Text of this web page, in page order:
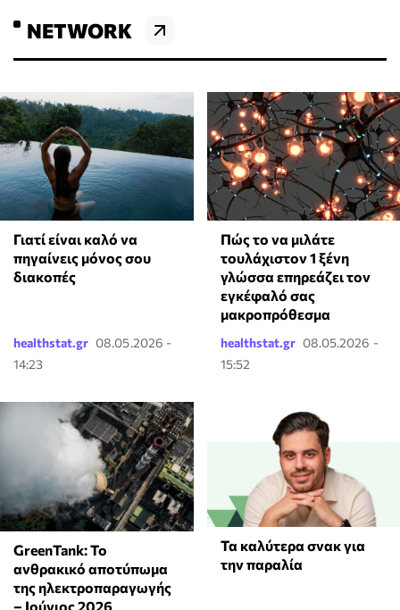
NETWORK
Γιατί είναι καλό να
πηγαίνεις μόνος σου
διακοπές
healthstat.gr 08.05.2026 -
14:23
⁠Πώς το να μιλάτε
τουλάχιστον 1 ξένη
γλώσσα επηρεάζει τον
εγκέφαλό σας
μακροπρόθεσμα
healthstat.gr 08.05.2026 -
15:52
GreenTank: Το
ανθρακικό αποτύπωμα
της ηλεκτροπαραγωγής
– Ιούνιος 2026
Τα καλύτερα σνακ για
την παραλία